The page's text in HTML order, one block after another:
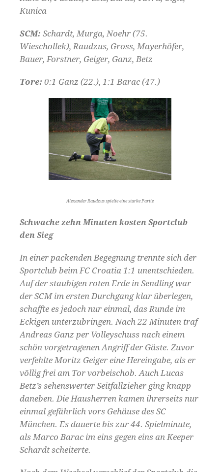
Kunica
SCM: Schardt, Murga, Noehr (75.
Wieschollek), Raudzus, Gross, Mayerhöfer,
Bauer, Forstner, Geiger, Ganz, Betz
Tore: 0:1 Ganz (22.), 1:1 Barac (47.)
Alexander Raudzus spielte eine starke Partie
Schwache zehn Minuten kosten Sportclub
den Sieg
In einer packenden Begegnung trennte sich der
Sportclub beim FC Croatia 1:1 unentschieden.
Auf der staubigen roten Erde in Sendling war
der SCM im ersten Durchgang klar überlegen,
schaffte es jedoch nur einmal, das Runde im
Eckigen unterzubringen. Nach 22 Minuten traf
Andreas Ganz per Volleyschuss nach einem
schön vorgetragenen Angriff der Gäste. Zuvor
verfehlte Moritz Geiger eine Hereingabe, als er
völlig frei am Tor vorbeischob. Auch Lucas
Betz’s sehenswerter Seitfallzieher ging knapp
daneben. Die Hausherren kamen ihrerseits nur
einmal gefährlich vors Gehäuse des SC
München. Es dauerte bis zur 44. Spielminute,
als Marco Barac im eins gegen eins an Keeper
Schardt scheiterte.